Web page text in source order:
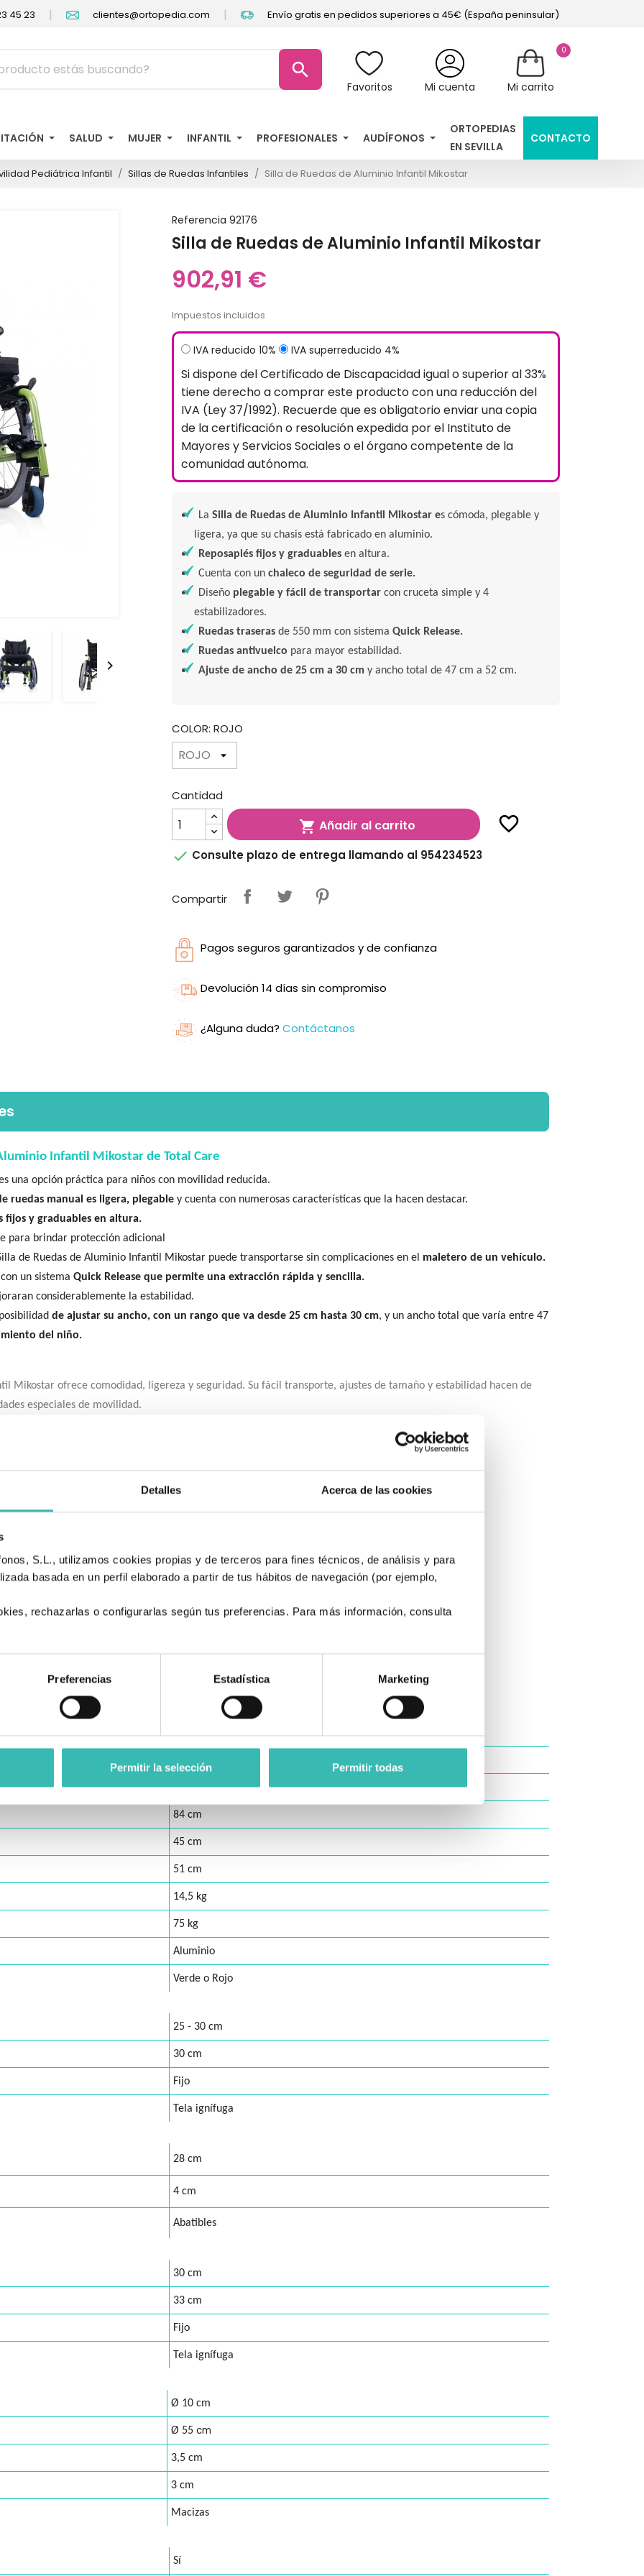
Detalles Acerca de las cookies
S.L., utilizamos cookies propias y de terceros para fines técnicos, de análisis y para
basada en un perfil elaborado a partir de tus hábitos de navegación (por ejemplo,
rechazarlas o configurarlas según tus preferencias. Para más información, consulta
Preferencias Estadística Marketing
Permitir la selección Permitir todas
45 23 | clientes@ortopedia.com | Envío gratis en pedidos superiores a 45€ (España peninsular)
search
0
Mi carrito
Mi cuenta
Favoritos
SALUD MUJER INFANTIL PROFESIONALES AUDÍFONOS
ORTOPEDIAS
EN SEVILLA
CONTACTO
Pediátrica Infantil Sillas de Ruedas Infantiles Silla de Ruedas de Aluminio Infantil Mikostar

Referencia 92176
Silla de Ruedas de Aluminio Infantil Mikostar
902,91 €
Impuestos incluidos
IVA reducido 10% IVA superreducido 4%
Si dispone del Certificado de Discapacidad igual o superior al 33%
tiene derecho a comprar este producto con una reducción del
IVA (Ley 37/1992). Recuerde que es obligatorio enviar una copia
de la certificación o resolución expedida por el Instituto de
Mayores y Servicios Sociales o el órgano competente de la
comunidad autónoma.
LaSilla de Ruedas de Aluminio Infantil Mikostar es cómoda, plegable y
ligera, ya que su chasis está fabricado en aluminio.
Reposapiés fijos y graduables en altura.
Cuenta con unchaleco de seguridad de serie.
Diseño plegable y fácil de transportar con cruceta simple y 4
estabilizadores.
Ruedas traseras de 550 mm con sistemaQuick Release.
Ruedas antivuelco para mayor estabilidad.
Ajuste de ancho de 25 cm a 30 cm y ancho total de 47 cm a 52 cm.
COLOR: ROJO
Cantidad
 Añadir al carrito favorite_border
 Consulte plazo de entrega llamando al 954234523
Compartir
Pagos seguros garantizados y de confianza
Devolución 14 días sin compromiso
¿Alguna duda? Contáctanos
Infantil Mikostar de Total Care
una opción práctica para niños con movilidad reducida.
ruedas manual es ligera, plegable y cuenta con numerosas características que la hacen destacar.
fijos y graduables en altura.
para brindar protección adicional
de Ruedas de Aluminio Infantil Mikostar puede transportarse sin complicaciones en el maletero de un vehículo.
un sistema Quick Release que permite una extracción rápida y sencilla.
considerablemente la estabilidad.
de ajustar su ancho, con un rango que va desde 25 cm hasta 30 cm, y un ancho total que varía entre 47
del niño.
Mikostar ofrece comodidad, ligereza y seguridad. Su fácil transporte, ajustes de tamaño y estabilidad hacen de
especiales de movilidad.
47 a 52 cm
35,5 cm
68 cm
84 cm
45 cm
51 cm
14,5 kg
75 kg
Aluminio
Verde o Rojo
25 - 30 cm
30 cm
Fijo
Tela ignífuga
28 cm
4 cm
Abatibles
30 cm
33 cm
Fijo
Tela ignífuga
Ø 10 cm
Ø 55 cm
3,5 cm
3 cm
Macizas
Sí